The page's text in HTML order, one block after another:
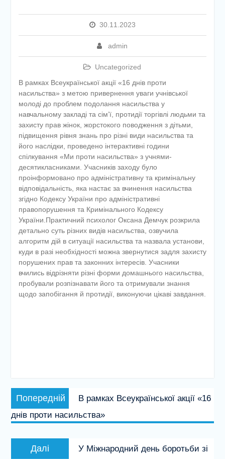
військово-патріотичної гри
«Сокіл» («Джура»)
У закладі освіти
проведено підсумкову
педагогічну раду
30.11.2023
admin
Uncategorized
В рамках Всеукраїнської акції «16 днів проти
насильства» з метою привернення уваги учнівської
молоді до проблем подолання насильства у
навчальному закладі та сім’ї, протидії торгівлі людьми та
захисту прав жінок, жорстокого поводження з дітьми,
підвищення рівня знань про різні види насильства та
його наслідки, проведено інтерактивні години
спілкування «Ми проти насильства» з учнями-
десятикласниками. Учасників заходу було
проінформовано про адміністративну та кримінальну
відповідальність, яка настає за вчинення насильства
згідно Кодексу України про адміністративні
правопорушення та Кримінального Кодексу
України.Практичний психолог Оксана Демчук розкрила
детально суть різних видів насильства, озвучила
алгоритм дій в ситуації насильства та назвала установи,
куди в разі необхідності можна звернутися задля захисту
порушених прав та законних інтересів. Учасники
вчились відрізняти різні форми домашнього насильства,
пробували розпізнавати його та отримували знання
щодо запобігання й протидії, виконуючи цікаві завдання.
Навігація
записів
Попередній
запис:
В рамках Всеукраїнської акції «16
днів проти насильства»
Далі
запис:
У Міжнародний день боротьби зі